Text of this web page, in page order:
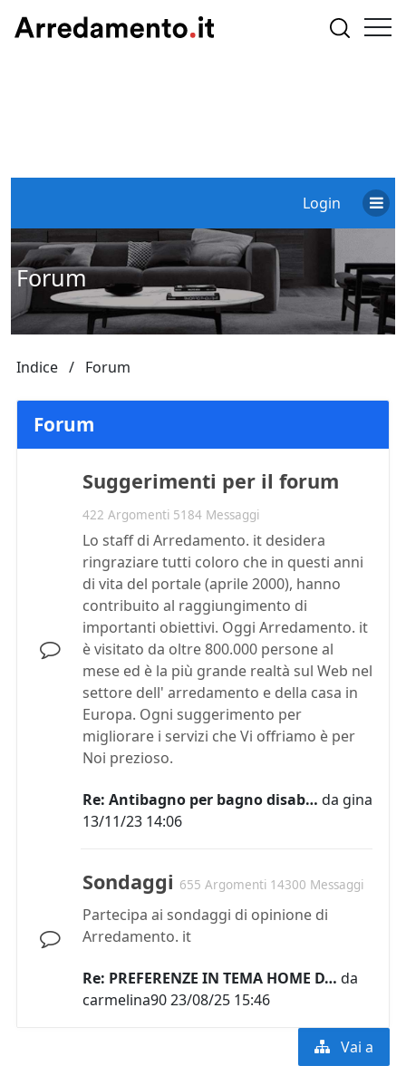
Login
Forum
Indice Forum
Forum
Suggerimenti per il forum
422 Argomenti 5184 Messaggi
Lo staff di Arredamento. it desidera
ringraziare tutti coloro che in questi anni
di vita del portale (aprile 2000), hanno
contribuito al raggiungimento di
importanti obiettivi. Oggi Arredamento. it
è visitato da oltre 800.000 persone al
mese ed è la più grande realtà sul Web nel
settore dell' arredamento e della casa in
Europa. Ogni suggerimento per
migliorare i servizi che Vi offriamo è per
Noi prezioso.
Re: Antibagno per bagno disab… da gina
13/11/23 14:06
Sondaggi 655 Argomenti 14300 Messaggi
Partecipa ai sondaggi di opinione di
Arredamento. it
Re: PREFERENZE IN TEMA HOME D… da
carmelina9023/08/25 15:46
Vai a